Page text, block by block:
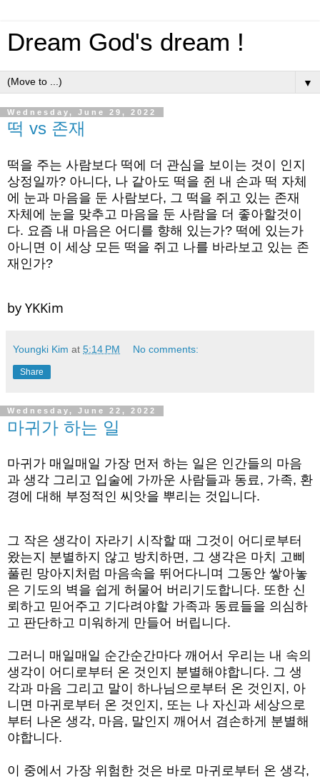
Dream God's dream !
▼
Wednesday, June 29, 2022
떡 vs 존재
떡을 주는 사람보다 떡에 더 관심을 보이는 것이 인지
상정일까? 아니다, 나 같아도 떡을 쥔 내 손과 떡 자체
에 눈과 마음을 둔 사람보다, 그 떡을 쥐고 있는 존재
자체에 눈을 맞추고 마음을 둔 사람을 더 좋아할것이
다. 요즘 내 마음은 어디를 향해 있는가? 떡에 있는가
아니면 이 세상 모든 떡을 쥐고 나를 바라보고 있는 존
재인가?
by YKKim
Youngki Kim at 5:14 PM No comments:
Share
Wednesday, June 22, 2022
마귀가 하는 일
마귀가 매일매일 가장 먼저 하는 일은 인간들의 마음
과 생각 그리고 입술에 가까운 사람들과 동료, 가족, 환
경에 대해 부정적인 씨앗을 뿌리는 것입니다.
그 작은 생각이 자라기 시작할 때 그것이 어디로부터
왔는지 분별하지 않고 방치하면, 그 생각은 마치 고삐
풀린 망아지처럼 마음속을 뛰어다니며 그동안 쌓아놓
은 기도의 벽을 쉽게 허물어 버리기도합니다. 또한 신
뢰하고 믿어주고 기다려야할 가족과 동료들을 의심하
고 판단하고 미워하게 만들어 버립니다.
그러니 매일매일 순간순간마다 깨어서 우리는 내 속의
생각이 어디로부터 온 것인지 분별해야합니다. 그 생
각과 마음 그리고 말이 하나님으로부터 온 것인지, 아
니면 마귀로부터 온 것인지, 또는 나 자신과 세상으로
부터 나온 생각, 마음, 말인지 깨어서 겸손하게 분별해
야합니다.
이 중에서 가장 위험한 것은 바로 마귀로부터 온 생각,